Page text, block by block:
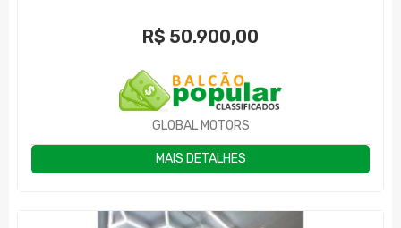
R$ 50.900,00
GLOBAL MOTORS
MAIS DETALHES